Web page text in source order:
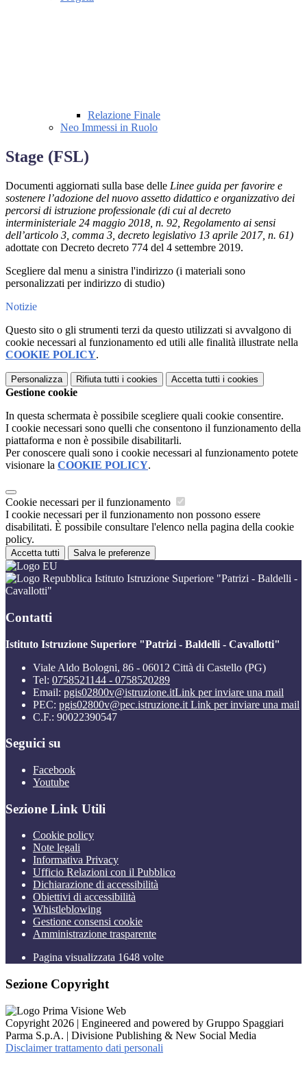
Relazione Finale
Neo Immessi in Ruolo
Stage (FSL)
Documenti aggiornati sulla base delle Linee guida per favorire e
sostenere l’adozione del nuovo assetto didattico e organizzativo dei
percorsi di istruzione professionale (di cui al decreto
interministeriale 24 maggio 2018, n. 92, Regolamento ai sensi
dell’articolo 3, comma 3, decreto legislativo 13 aprile 2017, n. 61)
adottate con Decreto decreto 774 del 4 settembre 2019.
Scegliere dal menu a sinistra l'indirizzo (i materiali sono
personalizzati per indirizzo di studio)
Notizie
Questo sito o gli strumenti terzi da questo utilizzati si avvalgono di
cookie necessari al funzionamento ed utili alle finalità illustrate nella
COOKIE POLICY.
Personalizza Rifiuta tutti i cookies Accetta tutti i cookies
Gestione cookie
In questa schermata è possibile scegliere quali cookie consentire.
I cookie necessari sono quelli che consentono il funzionamento della
piattaforma e non è possibile disabilitarli.
Per conoscere quali sono i cookie necessari al funzionamento potete
visionare la COOKIE POLICY.
Cookie necessari per il funzionamento
I cookie necessari per il funzionamento non possono essere
disabilitati. È possibile consultare l'elenco nella pagina della cookie
policy.
Accetta tutti Salva le preferenze
Istituto Istruzione Superiore "Patrizi - Baldelli -
Cavallotti"
Contatti
Istituto Istruzione Superiore "Patrizi - Baldelli - Cavallotti"
Viale Aldo Bologni, 86 - 06012 Città di Castello (PG)
Tel: 0758521144 - 0758520289
Email: pgis02800v@istruzione.itLink per inviare una mail
PEC: pgis02800v@pec.istruzione.it Link per inviare una mail
C.F.: 90022390547
Seguici su
Facebook
Youtube
Sezione Link Utili
Cookie policy
Note legali
Informativa Privacy
Ufficio Relazioni con il Pubblico
Dichiarazione di accessibilità
Obiettivi di accessibilità
Whistleblowing
Gestione consensi cookie
Amministrazione trasparente
Pagina visualizzata 1648 volte
Sezione Copyright
Copyright 2026 | Engineered and powered by Gruppo Spaggiari
Parma S.p.A. | Divisione Publishing & New Social Media
Disclaimer trattamento dati personali